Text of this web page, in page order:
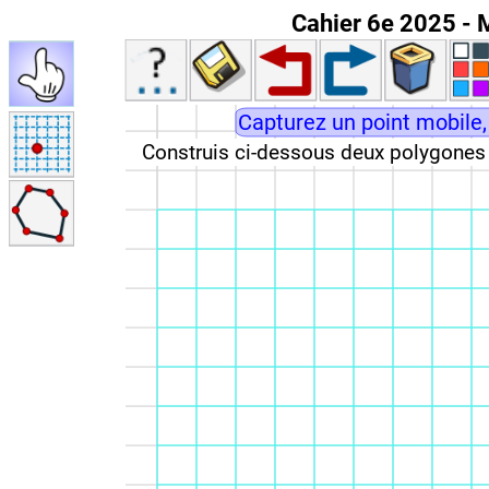
Cahier 6e 2025 -
Construis ci-dessous deux
Capturez un point